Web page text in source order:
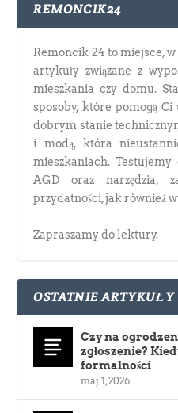
REMONCIK24
Remoncik 24 to miejsce,
artykuły związane z
mieszkania czy domu.
sposoby, które pomogą
dobrym stanie
i modą, która
mieszkaniach. Testujemy
AGD oraz narzędzia,
przydatności, jak również
Zapraszamy do lektury.
OSTATNIE ARTYKUŁY
Czy na
zgłoszenie?
formalności
maj 1, 2026